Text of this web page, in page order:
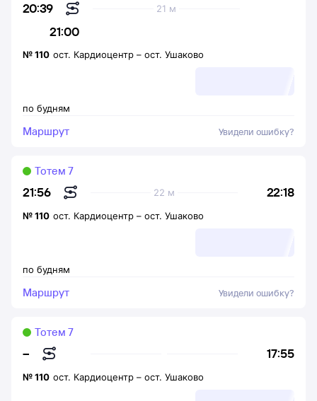
20:39
21:00
21 м
по будням
№110 ост. Кардиоцентр – ост. Ушаково
Маршрут Увидели ошибку?
21:56 22:18
22 м
Тотем 7
по будням
№110 ост. Кардиоцентр – ост. Ушаково
Маршрут Увидели ошибку?
– 17:55
Тотем 7
№110 ост. Кардиоцентр – ост. Ушаково